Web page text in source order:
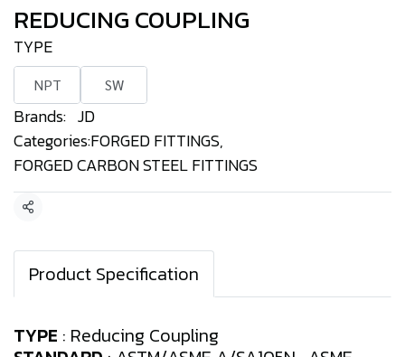
REDUCING COUPLING
TYPE
NPT SW
Brands: JD
Categories:FORGED FITTINGS,
FORGED CARBON STEEL FITTINGS
Share
Product Specification
TYPE : Reducing Coupling